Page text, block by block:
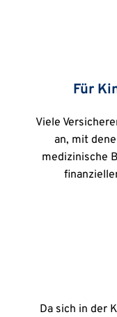
Für
Viele
an, mit
medizinische
Da sich in der